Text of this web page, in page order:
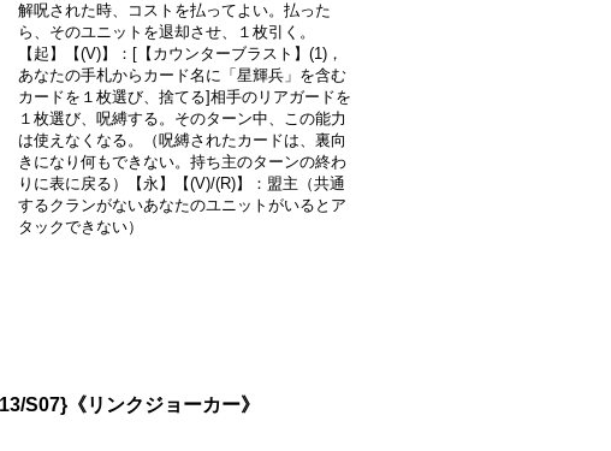
解呪された時、コストを払ってよい。払った
ら、そのユニットを退却させ、１枚引く。
【起】【(V)】：[【カウンターブラスト】(1)，
あなたの手札からカード名に「星輝兵」を含む
カードを１枚選び、捨てる]相手のリアガードを
１枚選び、呪縛する。そのターン中、この能力
は使えなくなる。（呪縛されたカードは、裏向
きになり何もできない。持ち主のターンの終わ
りに表に戻る）【永】【(V)/(R)】：盟主（共通
するクランがないあなたのユニットがいるとア
タックできない）
S07}《リンクジョーカー》